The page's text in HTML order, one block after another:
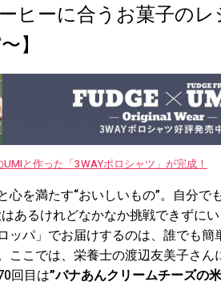
ーヒーに合うお菓子の
】
UMIと作った「3WAYポロシャツ」が完成！
心を満たす“おいしいもの”。自分で
あるけれどなかなか挑戦できずにい
ッパ」でお届けするのは、誰でも
ここでは、栄養士の渡辺友美子さん
回目は”バナあんクリームチーズの